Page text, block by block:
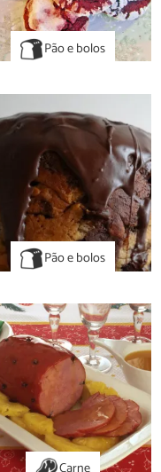
Pão e bolos
Pão e bolos